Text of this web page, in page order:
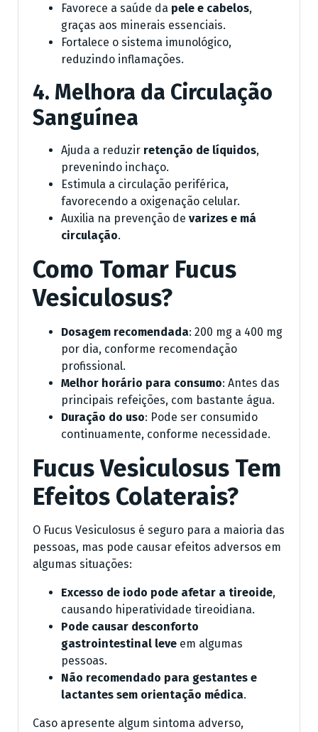
Favorece a saúde da pele e cabelos,
graças aos minerais essenciais.
Fortalece o sistema imunológico,
reduzindo inflamações.
4. Melhora da Circulação
Sanguínea
Ajuda a reduzir retenção de líquidos,
prevenindo inchaço.
Estimula a circulação periférica,
favorecendo a oxigenação celular.
Auxilia na prevenção de varizes e má
circulação.
Como Tomar Fucus
Vesiculosus?
Dosagem recomendada: 200 mg a 400 mg
por dia, conforme recomendação
profissional.
Melhor horário para consumo: Antes das
principais refeições, com bastante água.
Duração do uso: Pode ser consumido
continuamente, conforme necessidade.
Fucus Vesiculosus Tem
Efeitos Colaterais?
O Fucus Vesiculosus é seguro para a maioria das
pessoas, mas pode causar efeitos adversos em
algumas situações:
Excesso de iodo pode afetar a tireoide,
causando hiperatividade tireoidiana.
Pode causar desconforto
gastrointestinal leve em algumas
pessoas.
Não recomendado para gestantes e
lactantes sem orientação médica.
Caso apresente algum sintoma adverso,